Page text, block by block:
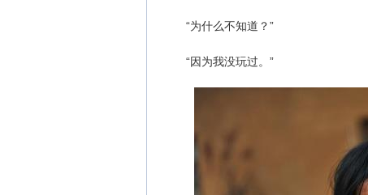
“为什么不知道？”
“因为我没玩过。”